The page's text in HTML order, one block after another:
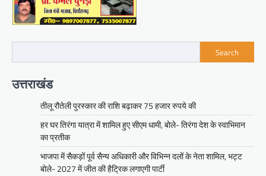
Search
उत्तराखंड
तीलू रौतेली पुरस्कार की राशि बढ़ाकर 75 हजार रुपये की
हर घर तिरंगा यात्रा में शामिल हुए सीएम धामी, बोले- तिरंगा देश के स्वाभिमान
का प्रतीक
भाजपा में सैकड़ों पूर्व सैन्य अधिकारी और विभिन्न दलों के नेता शामिल, भट्ट
बोले- 2027 में जीत की हैट्रिक लगाएगी पार्टी